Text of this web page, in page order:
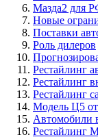
Мазда2 для
Новые
Поставки
Роль дилеров
Рестайлинг
Рестайлинг
Рестайлинг
Модель Ц5
Автомобили
Рестайлинг